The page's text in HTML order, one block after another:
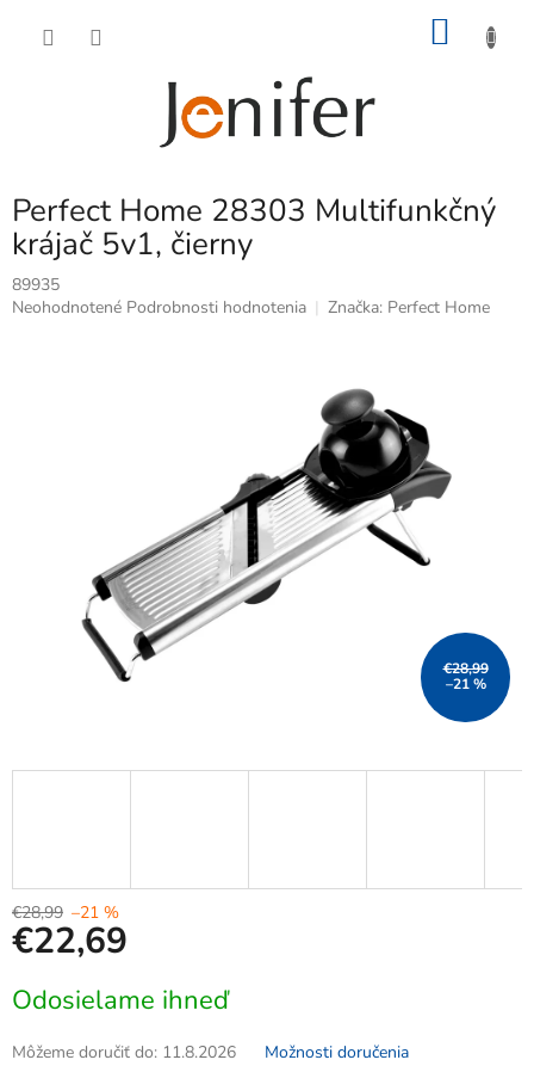
Perfect Home 28303 Multifunkčný
krájač 5v1, čierny
89935
Priemerné
Neohodnotené Podrobnosti hodnotenia Značka: Perfect Home
€28,99
–21 %
€28,99 –21 %
€22,69
cena:
Odosielame ihneď
Môžeme doručiť do: 11.8.2026 Možnosti doručenia